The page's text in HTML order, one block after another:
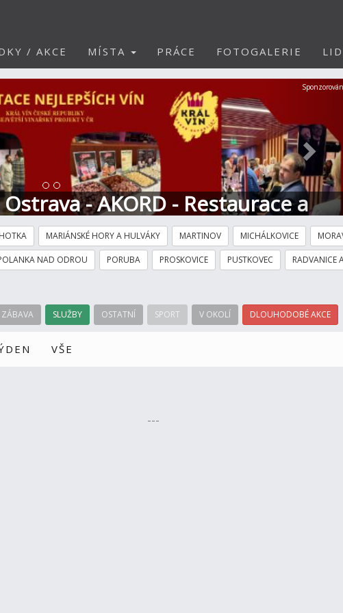
/ AKCE MÍSTA PRÁCE FOTOGALERIE
- AKORD - Restaurace a
Další
MARIÁNSKÉ HORY A HULVÁKY MARTINOV MICHÁLKOVICE
NAD ODROU PORUBA PROSKOVICE PUSTKOVEC RADVANICE
ZÁBAVA SLUŽBY OSTATNÍ SPORT V OKOLÍ DLOUHODOBÉ AKCE
VŠE
---